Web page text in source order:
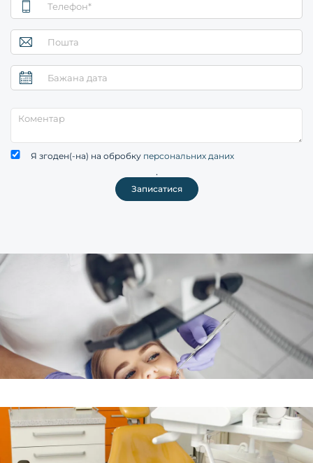
Я згоден(-на) на обробку персональних даних
.
Записатися